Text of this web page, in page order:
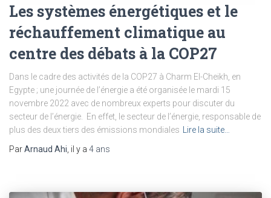
Les systèmes énergétiques et le
réchauffement climatique au
centre des débats à la COP27
Dans le cadre des activités de la COP27 à Charm El-Cheikh, en
Egypte ; une journée de l’énergie a été organisée le mardi 15
novembre 2022 avec de nombreux experts pour discuter du
secteur de l’énergie. En effet, le secteur de l’énergie, responsable de
plus des deux tiers des émissions mondiales
Lire la suite…
ParArnaud Ahi , il y a 4 ans